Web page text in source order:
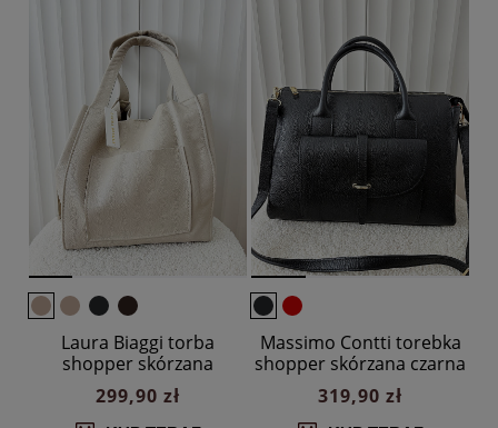
Laura Biaggi torba
shopper skórzana
beżowa z kieszenią
299,90 zł
Massimo Contti torebka
shopper skórzana czarna
z kieszenią
319,90 zł